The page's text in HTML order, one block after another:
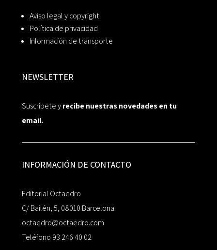
Aviso legal y copyright
Política de privacidad
Información de transporte
NEWSLETTER
Suscríbete yrecibe nuestras novedades en tu
email.
INFORMACIÓN DE CONTACTO
Editorial Octaedro
C/ Bailén, 5, 08010 Barcelona
octaedro@octaedro.com
Teléfono 93 246 40 02